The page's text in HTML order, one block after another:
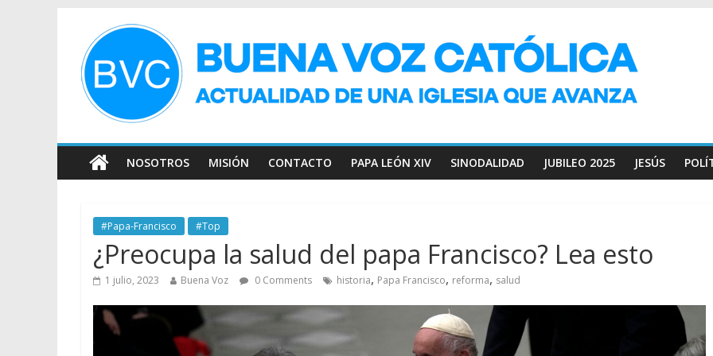
NOSOTROS MISIÓN CONTACTO PAPA LEÓN XIV SINODALIDAD JUBILEO 2025 JESÚS
#Papa-Francisco #Top
¿Preocupa la salud del papa Francisco? Lea esto
1 julio, 2023 Buena Voz 0 Comments historia, Papa Francisco, reforma, salud